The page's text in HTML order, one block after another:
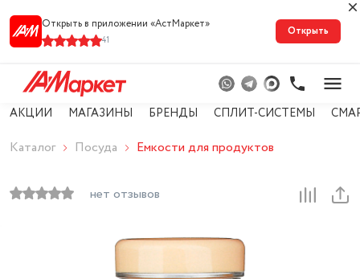
Открыть в приложении «АстМарке‪т‬»
41
Открыть
АКЦИИ МАГАЗИНЫ БРЕНДЫ СПЛИТ-СИСТЕМЫ
Каталог Посуда Емкости для продуктов
нет отзывов